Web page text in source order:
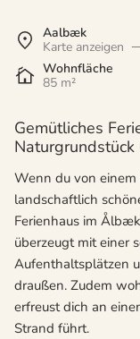
Aalbæk
Karte anzeigen
Wohnfläche
85 m²
Gemütliches
Wenn du von
landschaftlich
Ferienhaus im
überzeugt mit einer
Aufenthaltsplätzen
draußen. Zudem
erfreust dich an
Strand führt.